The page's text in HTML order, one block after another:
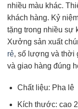
nhiều màu khác.
khách hàng. Kỷ
tặng trong nhiều sự
Xưởng sản xuất
rẻ, số lượng và thời
và giao hàng đúng
Chất liệu: Pha lê
Kích thước: cao